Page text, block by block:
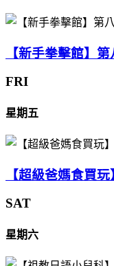
【新手拳擊館】
FRI
星期五
【超級爸媽食買
SAT
星期六